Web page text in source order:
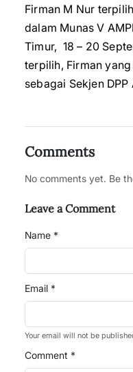
Firman M Nur
dalam Munas V
Timur, 18 – 20
terpilih, Firman
sebagai Sekjen DPP
Comments
No comments yet. Be
Leave a Comment
Name *
Email *
Your email will not be
Comment *